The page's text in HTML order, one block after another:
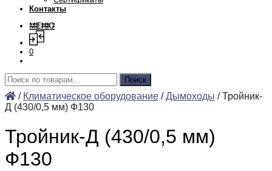
Контакты
МЕНЮ
0
Искать: Поиск
/ Климатическое оборудование /Дымоходы /Тройник-
Д (430/0,5 мм) Ф130
Тройник-Д (430/0,5 мм)
Ф130